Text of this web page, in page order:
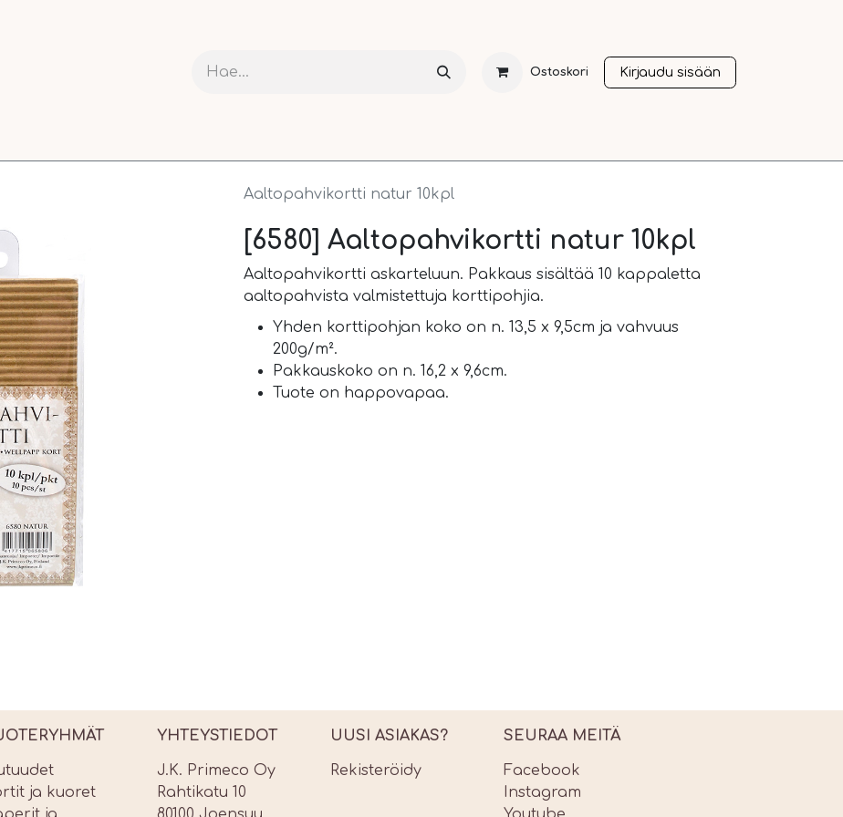
Ostoskori Kirjaudu sisään
Aaltopahvikortti natur 10kpl
[6580] Aaltopahvikortti natur 10kpl
Aaltopahvikortti askarteluun. Pakkaus sisältää 10 kappaletta
aaltopahvista valmistettuja korttipohjia.
Yhden korttipohjan koko on n. 13,5 x 9,5cm ja vahvuus
200g/m².
Pakkauskoko on n. 16,2 x 9,6cm.
Tuote on happovapaa.
ja kuoret
YHTEYSTIEDOT
J.K. Primeco Oy
Rahtikatu 10
UUSI ASIAKAS?
Rekisteröidy
SEURAA MEITÄ
Facebook
Instagram